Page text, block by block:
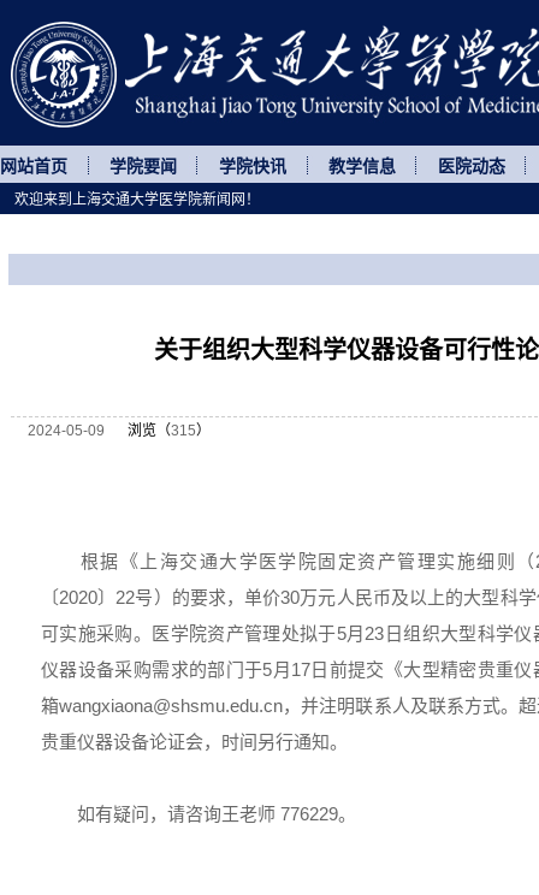
网站首页 学院要闻 学院快讯 教学信息 医院动态
关于组织大型科学仪器设备可行性
2024-05-09 浏览（315）
根据《上海交通大学医学院固定资产管理实施细则（
〔2020〕22号）的要求，单价30万元人民币及以上的大型科
可实施采购。医学院资产管理处拟于5月23日组织大型科学
仪器设备采购需求的部门于5月17日前提交《大型精密贵重
箱wangxiaona@shsmu.edu.cn，并注明联系人及联系方式。
贵重仪器设备论证会，时间另行通知。
如有疑问，请咨询王老师 776229。
欢迎来到上海交通大学医学院新闻网！